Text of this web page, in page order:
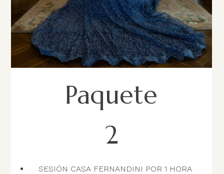
Paquete
2
SESIÓN CASA FERNANDINI POR 1 HORA